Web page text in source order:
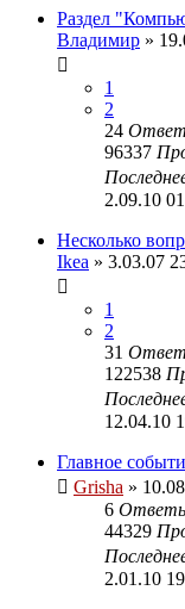
Раздел
Владимир »
1
2
24
96337
2.09.10
Несколько
Ikea » 3.03.07
1
2
31
122538
12.04.10
Главное
Grisha »
6
44329
2.01.10